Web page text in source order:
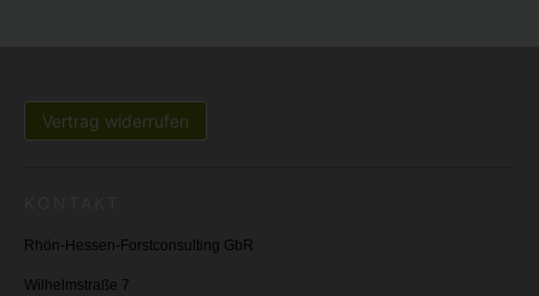
Vertrag widerrufen
Rhön-Hessen-Forstconsulting GbR
Wilhelmstraße 7